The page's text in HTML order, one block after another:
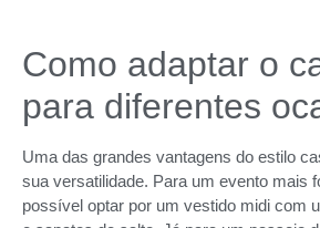
Como adaptar o
para diferentes
Uma das grandes vantagens do estilo
sua versatilidade. Para um evento mais
possível optar por um vestido midi com